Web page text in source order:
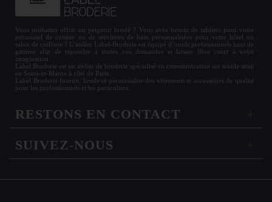
Vous souhaitez offrir un peignoir brodé ? Vous avez besoin de tabliers pour votre
personnel de cuisine ou de serviettes de bain personnalisées pour votre hôtel ou
salon de coiffure ? L’atelier Label-Broderie est équipé d’outils professionnels haut de
gamme afin de répondre à toutes vos demandes et laisser libre court à votre
imagination.
Label Broderie est un atelier de broderie spécialisé en communication sur textile situé
en Seine-et-Marne à côté de Paris.
Label Broderie fournit, brode et personnalise des vêtements et accessoires de qualité
pour les professionnels et les particuliers.
RESTONS EN CONTACT
SUIVEZ-NOUS